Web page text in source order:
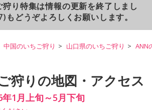
り特集は情報の更新を終了しまし
もどうぞよろしくお願いします。
中国のいちご狩り 山口県のいちご狩り ANN
狩りの地図・アクセス
1月上旬～5月下旬